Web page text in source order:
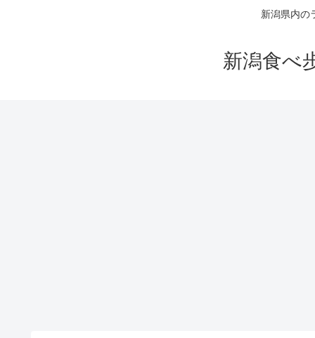
新潟県内の
新潟食べ